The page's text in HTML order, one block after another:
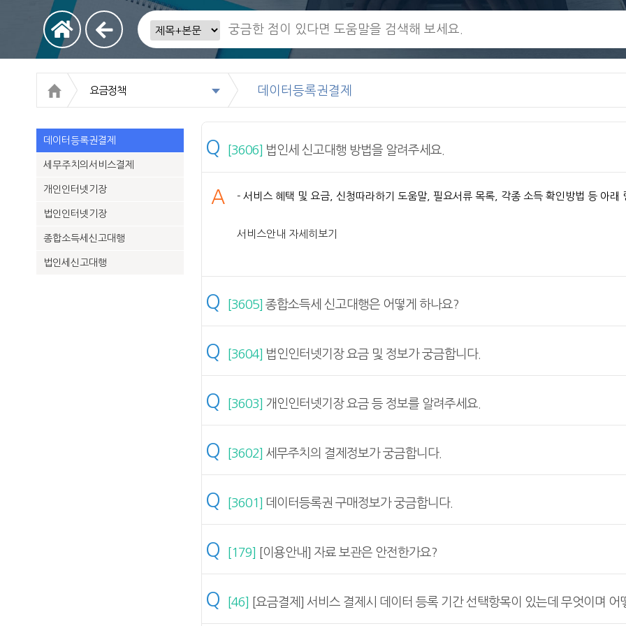
요금정책 데이터등록권결제
데이터등록권결제
세무주치의서비스결제
개인인터넷기장
법인인터넷기장
종합소득세신고대행
법인세신고대행
Q [3606] 법인세 신고대행 방법을 알려주세요.
A - 서비스 혜택 및 요금, 신청따라하기 도움말, 필요서류 목록, 각종 소득 확인방법 등 아래
서비스안내 자세히보기
Q [3605] 종합소득세 신고대행은 어떻게 하나요?
Q [3604] 법인인터넷기장 요금 및 정보가 궁금합니다.
Q [3603] 개인인터넷기장 요금 등 정보를 알려주세요.
Q [3602] 세무주치의 결제정보가 궁금합니다.
Q [3601] 데이터등록권 구매정보가 궁금합니다.
Q [179] [이용안내] 자료 보관은 안전한가요?
Q [46] [요금결제] 서비스 결제시 데이터 등록 기간 선택항목이 있는데 무엇이며 어